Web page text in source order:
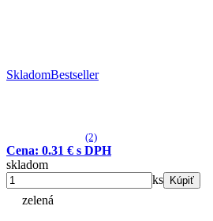
SkladomBestseller
(2)
Cena: 0.31 € s DPH
skladom
ks
Kúpiť
zelená